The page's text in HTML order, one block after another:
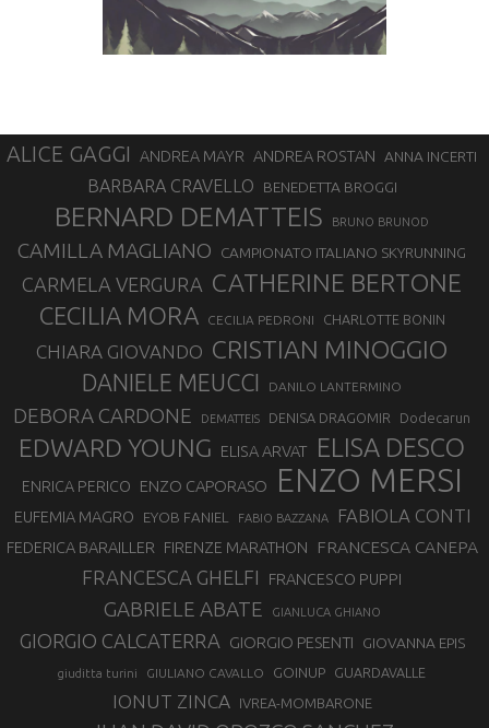
ALICE GAGGI ANDREA MAYR ANDREA ROSTAN ANNA INCERTI
BARBARA CRAVELLO BENEDETTA BROGGI
BERNARD DEMATTEIS BRUNO BRUNOD
CAMILLA MAGLIANO CAMPIONATO ITALIANO SKYRUNNING
CARMELA VERGURA CATHERINE BERTONE
CECILIA MORA CECILIA PEDRONI CHARLOTTE BONIN
CHIARA GIOVANDO CRISTIAN MINOGGIO
DANIELE MEUCCI DANILO LANTERMINO
DEBORA CARDONE DEMATTEIS DENISA DRAGOMIR Dodecarun
EDWARD YOUNG ELISA ARVAT ELISA DESCO
ENRICA PERICO ENZO CAPORASO ENZO MERSI
EUFEMIA MAGRO EYOB FANIEL FABIO BAZZANA FABIOLA CONTI
FEDERICA BARAILLER FIRENZE MARATHON FRANCESCA CANEPA
FRANCESCA GHELFI FRANCESCO PUPPI
GABRIELE ABATE GIANLUCA GHIANO
GIORGIO CALCATERRA GIORGIO PESENTI GIOVANNA EPIS
giuditta turini GIULIANO CAVALLO GOINUP GUARDAVALLE
IONUT ZINCA IVREA-MOMBARONE